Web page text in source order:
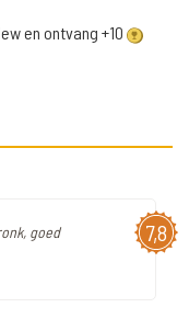
en ontvang +10
7,8
goed